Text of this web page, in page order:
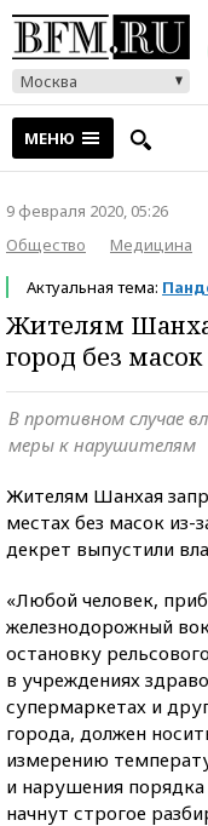
Москва
МЕНЮ
9 февраля 2020, 05:26
Общество
Медицина
Актуальная тема:
Жителям
город без масок
В противном случае
меры к нарушителям
Жителям Шанхая
местах без масок
декрет выпустили
«Любой человек,
железнодорожный
остановку
в учреждениях
супермаркетах и
города, должен
измерению
и нарушения
начнут строгое